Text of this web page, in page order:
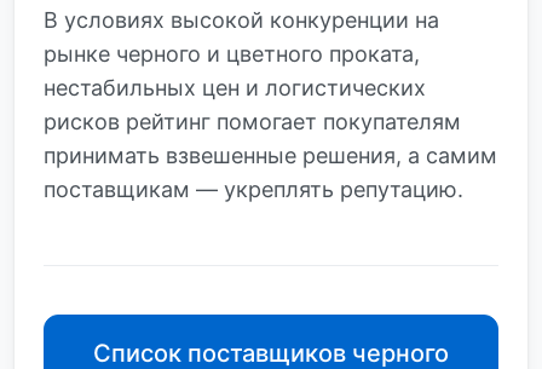
В условиях высокой конкуренции на
рынке черного и цветного проката,
нестабильных цен и логистических
рисков рейтинг помогает покупателям
принимать взвешенные решения, а самим
поставщикам — укреплять репутацию.
Список поставщиков черного